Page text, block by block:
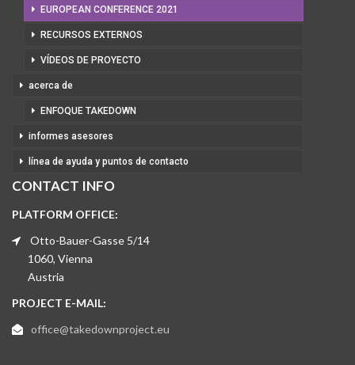
EUROPEAN CONFERENCE 2021
RECURSOS EXTERNOS
VÍDEOS DE PROYECTO
acerca de
ENFOQUE TAKEDOWN
informes asesores
línea de ayuda y puntos de contacto
CONTACT INFO
PLATFORM OFFICE:
Otto-Bauer-Gasse 5/14
1060, Vienna
Austria
PROJECT E-MAIL:
office@takedownproject.eu